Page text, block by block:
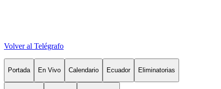
Volver al Telégrafo
Portada En Vivo Calendario Ecuador Eliminatorias